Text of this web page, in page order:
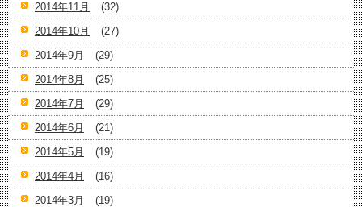
2014年11月
(32)
2014年10月
(27)
2014年9月
(29)
2014年8月
(25)
2014年7月
(29)
2014年6月
(21)
2014年5月
(19)
2014年4月
(16)
2014年3月
(19)